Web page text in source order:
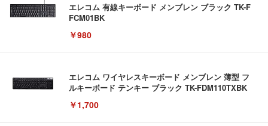
エレコム 有線キーボード メンブレン ブラック TK-F
FCM01BK
￥980
エレコム ワイヤレスキーボード メンブレン 薄型 フ
ルキーボード テンキー ブラック TK-FDM110TXBK
￥1,700